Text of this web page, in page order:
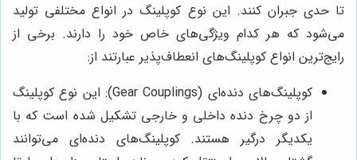
تا حدی جبران کنند. این نوع کوپلینگ در انواع مختلفی تولید
می‌شود که هر کدام ویژگی‌های خاص خود را دارند. برخی از
رایج‌ترین انواع کوپلینگ‌های انعطاف‌پذیر عبارتند از:
کوپلینگ‌های دنده‌ای (Gear Couplings): این نوع کوپلینگ
از دو چرخ دنده داخلی و خارجی تشکیل شده است که با
یکدیگر درگیر هستند. کوپلینگ‌های دنده‌ای می‌توانند